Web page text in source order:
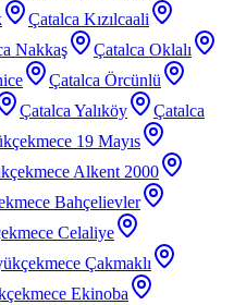
Çatalca Kızılcaali
Nakkaş
Çatalca Oklalı
Çatalca Örcünlü
Çatalca Yalıköy
Çatalca
19 Mayıs
Alkent 2000
Bahçelievler
Celaliye
Çakmaklı
Ekinoba